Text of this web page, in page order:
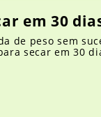
em 30
de peso sem
secar em 30